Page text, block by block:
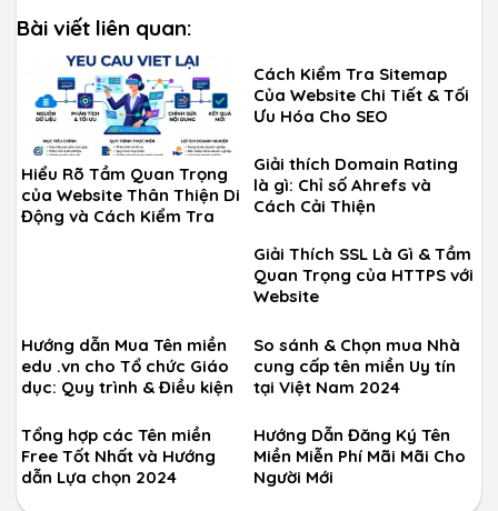
Bài viết liên quan:
Hiểu Rõ Tầm Quan Trọng
của Website Thân Thiện Di
Động và Cách Kiểm Tra
Cách Kiểm Tra Sitemap
Của Website Chi Tiết & Tối
Ưu Hóa Cho SEO
Giải thích Domain Rating
là gì: Chỉ số Ahrefs và
Cách Cải Thiện
Giải Thích SSL Là Gì & Tầm
Quan Trọng của HTTPS với
Website
Hướng dẫn Mua Tên miền
edu .vn cho Tổ chức Giáo
dục: Quy trình & Điều kiện
So sánh & Chọn mua Nhà
cung cấp tên miền Uy tín
tại Việt Nam 2024
Tổng hợp các Tên miền
Free Tốt Nhất và Hướng
dẫn Lựa chọn 2024
Hướng Dẫn Đăng Ký Tên
Miền Miễn Phí Mãi Mãi Cho
Người Mới